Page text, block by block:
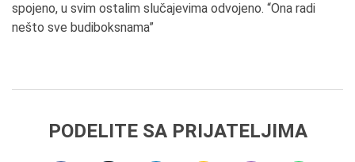
spojeno, u svim ostalim slučajevima odvojeno. “Ona radi
nešto sve budiboksnama”
PODELITE SA PRIJATELJIMA